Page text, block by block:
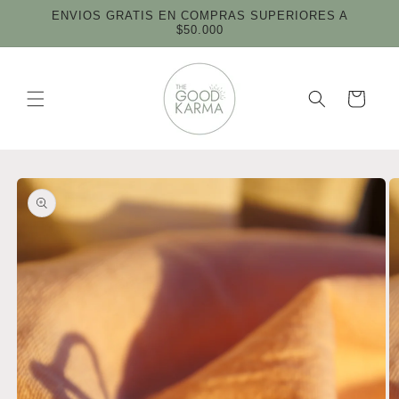
directamente
ENVIOS GRATIS EN COMPRAS SUPERIORES A
$50.000
Carrito
directamente
a la
información
del producto